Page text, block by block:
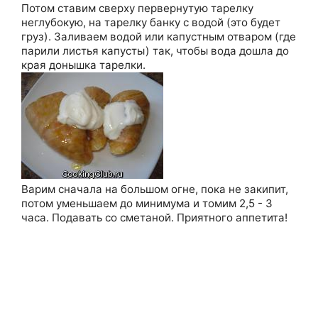
Потом ставим сверху первернутую тарелку
неглубокую, на тарелку банку с водой (это будет
груз). Заливаем водой или капустным отваром (где
парили листья капусты) так, чтобы вода дошла до
края донышка тарелки.
Варим сначала на большом огне, пока не закипит,
потом уменьшаем до минимума и томим 2,5 - 3
часа. Подавать со сметаной. Приятного аппетита!